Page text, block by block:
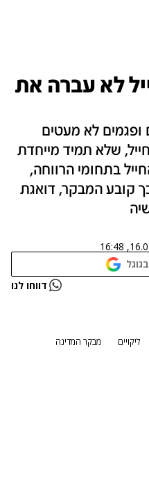
לא עברה את
ופגמים לא מעטים
שלא תמיד מייחדת
בתחומי הרווחה,
קובע המבקר, דואגת
דווחו לנו
ליקויים
מבקר המדינה